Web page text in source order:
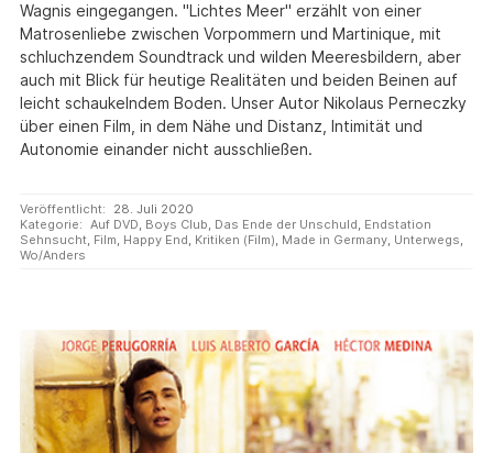
Wagnis eingegangen. "Lichtes Meer" erzählt von einer
Matrosenliebe zwischen Vorpommern und Martinique, mit
schluchzendem Soundtrack und wilden Meeresbildern, aber
auch mit Blick für heutige Realitäten und beiden Beinen auf
leicht schaukelndem Boden. Unser Autor Nikolaus Perneczky
über einen Film, in dem Nähe und Distanz, Intimität und
Autonomie einander nicht ausschließen.
Veröffentlicht:
28. Juli 2020
Kategorie: Auf DVD, Boys Club, Das Ende der Unschuld, Endstation
Sehnsucht, Film, Happy End, Kritiken (Film), Made in Germany, Unterwegs,
Wo/Anders